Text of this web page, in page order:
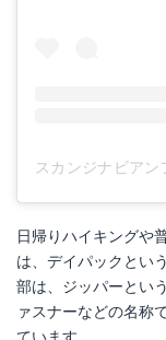
日帰りハイキングや
は、デイパックとい
部は、ジッパーとい
ァスナーなどの名称